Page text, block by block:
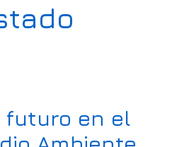
futuro en el